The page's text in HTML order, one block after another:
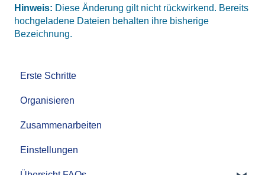
Hinweis: Diese Änderung gilt nicht rückwirkend. Bereits
hochgeladene Dateien behalten ihre bisherige
Bezeichnung.
Erste Schritte
Organisieren
Zusammenarbeiten
Einstellungen